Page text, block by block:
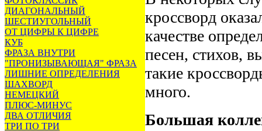
ДИАГОНАЛЬНЫЙ
ШЕСТИУГОЛЬНЫЙ
ОТ ЦИФРЫ К ЦИФРЕ
КУБ
ФРАЗА ВНУТРИ
"ПРОНИЗЫВАЮЩАЯ" ФРАЗА
ЛИШНИЕ ОПРЕДЕЛЕНИЯ
ШАХВОРД
НЕМЕЦКИЙ
ПЛЮС-МИНУС
ДВА ОТЛИЧИЯ
ТРИ ПО ТРИ
кроссворд
качестве
песен, стихов,
такие
много.
Большая